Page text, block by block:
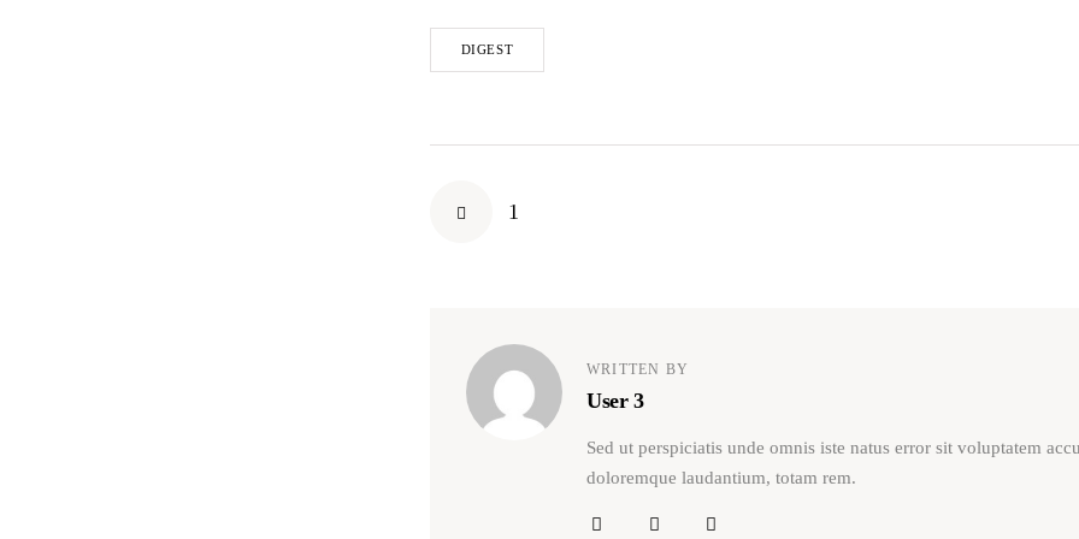
DIGEST
1
WRITTEN BY
User 3
Sed ut perspiciatis unde omnis iste natus error sit voluptatem
doloremque laudantium, totam rem.